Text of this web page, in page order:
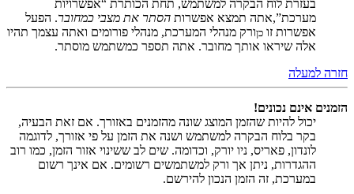
בעזרת לוח הבקרה למשתמש, תחת הכותרת “אפשרויות
מערכת”,אתה תמצא אפשרות הסתר את מצבי כמחובר. הפעל
אפשרות זו כןורק מנהלי המערכת, מנהלי פורומים ואתה עצמך תהיו
אלה שיראו אותך מחובר. אתה תספר כמשתמש מוסתר.
חזרה למעלה
הזמנים אינם נכונים!
יכול להיות שהזמן המוצג שונה מהזמנים באזורך. אם זאת הבעיה,
בקר בלוח הבקרה למשתמש ושנה את הזמן על פי אזורך, לדוגמה
לונדון, פאריס, ניו יורק, וכדומה. שים לב ששינוי אזור הזמן, כמו רוב
ההגדרות, ניתן אך ורק למשתמשים רשומים. אם אינך רשום
במערכת, זה הזמן הנכון להירשם.